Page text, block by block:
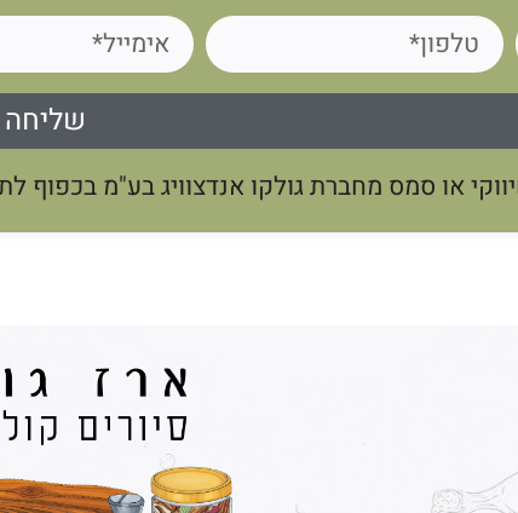
או סמס מחברת גולקו אנדצוויג בע"מ בכפוף
שליחה